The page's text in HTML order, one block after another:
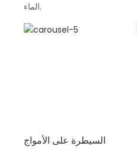
الماء.
السيطرة على الأمواج